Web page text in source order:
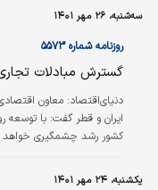
ملی حاضر شد و به کارلوس
فدراسیون فوتبال قطر انجام
تیم ملی ایران برگردند. با
سه‌شنبه، ۲۶ مهر ۱۴۰۱
روزنامه شماره ۵۵۷۳
گسترش مبادلات
دنیای‌اقتصاد: معاون
ایران و قطر گفت: با توسعه
تجارت قطر دیدار و گفت‌‌‌‌‌‌وگو
یکشنبه، ۲۴ مهر ۱۴۰۱